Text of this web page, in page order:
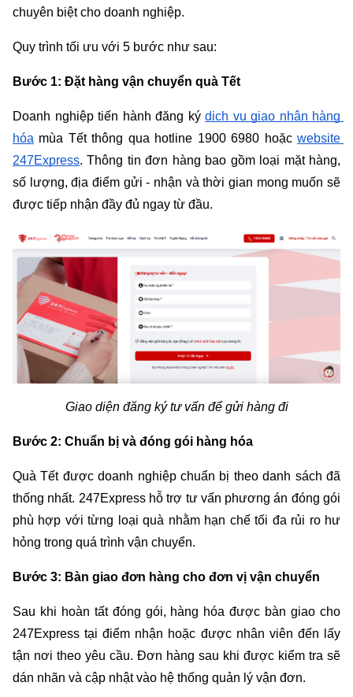
chuyên biệt cho doanh nghiệp.
Quy trình tối ưu với 5 bước như sau:
Bước 1: Đặt hàng vận chuyển quà Tết
Doanh nghiệp tiến hành đăng ký dịch vụ giao nhận hàng
hóa mùa Tết thông qua hotline 1900 6980 hoặc website
247Express. Thông tin đơn hàng bao gồm loại mặt hàng,
số lượng, địa điểm gửi - nhận và thời gian mong muốn sẽ
được tiếp nhận đầy đủ ngay từ đầu.
Giao diện đăng ký tư vấn để gửi hàng đi
Bước 2: Chuẩn bị và đóng gói hàng hóa
Quà Tết được doanh nghiệp chuẩn bị theo danh sách đã
thống nhất. 247Express hỗ trợ tư vấn phương án đóng gói
phù hợp với từng loại quà nhằm hạn chế tối đa rủi ro hư
hỏng trong quá trình vận chuyển.
Bước 3: Bàn giao đơn hàng cho đơn vị vận chuyển
Sau khi hoàn tất đóng gói, hàng hóa được bàn giao cho
247Express tại điểm nhận hoặc được nhân viên đến lấy
tận nơi theo yêu cầu. Đơn hàng sau khi được kiểm tra sẽ
dán nhãn và cập nhật vào hệ thống quản lý vận đơn.